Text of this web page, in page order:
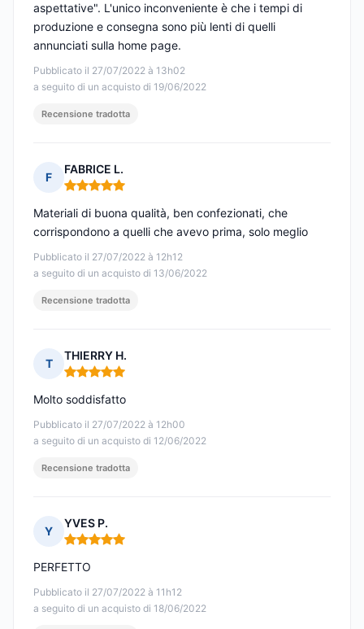
Pubblicato il 27/07/2022 à 13h02
a seguito di un acquisto di 19/06/2022
aspettative". L'unico inconveniente è che i tempi di
produzione e consegna sono più lenti di quelli
annunciati sulla home page.
Recensione tradotta
F
FABRICE L.
Nota: 5 su 5
Pubblicato il 27/07/2022 à 12h12
a seguito di un acquisto di 13/06/2022
Materiali di buona qualità, ben confezionati, che
corrispondono a quelli che avevo prima, solo meglio
Recensione tradotta
T
THIERRY H.
Nota: 5 su 5
Pubblicato il 27/07/2022 à 12h00
a seguito di un acquisto di 12/06/2022
Molto soddisfatto
Recensione tradotta
Y
YVES P.
Nota: 5 su 5
Pubblicato il 27/07/2022 à 11h12
a seguito di un acquisto di 18/06/2022
PERFETTO